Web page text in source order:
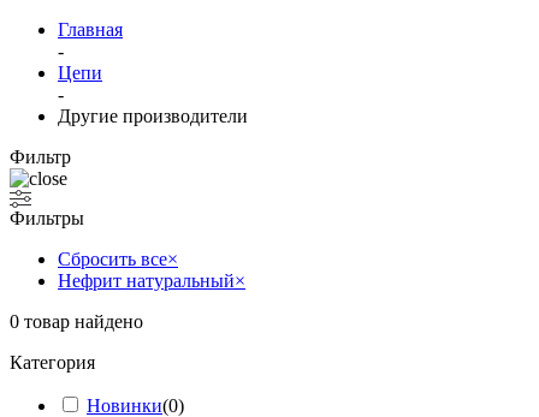
Главная
-
Цепи
-
Другие производители
Фильтр
Фильтры
Сбросить все×
Нефрит натуральный×
0 товар найдено
Категория
Новинки(0)